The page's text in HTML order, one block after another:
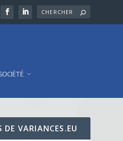
DE VARIANCES.EU